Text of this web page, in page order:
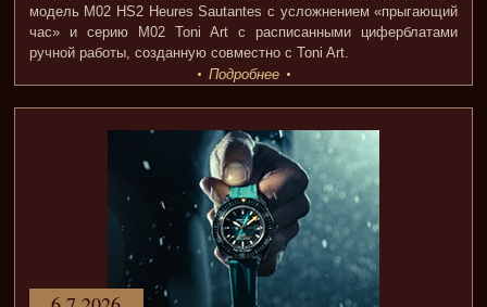
модель M02 HS2 Heures Sautantes с усложнением «прыгающий
час» и серию M02 Toni Art с расписанными циферблатами
ручной работы, созданную совместно с Toni Art.
Подробнее